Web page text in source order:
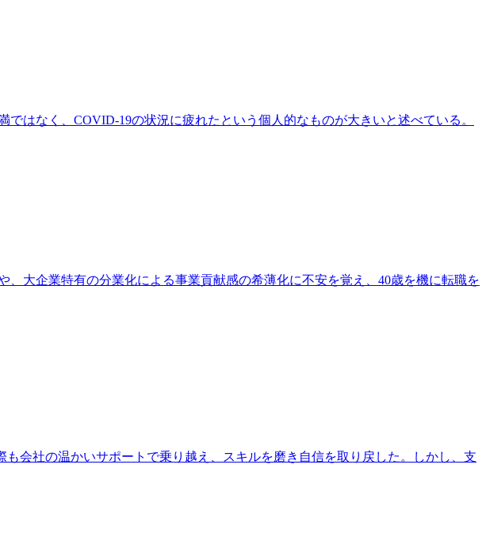
はなく、COVID-19の状況に疲れたという個人的なものが大きいと述べている。
大企業特有の分業化による事業貢献感の希薄化に不安を覚え、40歳を機に転職を
会社の温かいサポートで乗り越え、スキルを磨き自信を取り戻した。しかし、支